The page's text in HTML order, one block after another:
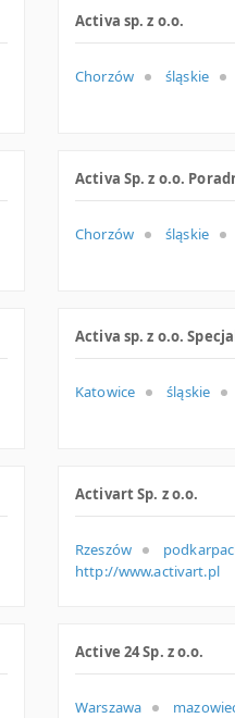
Activa sp. z o.o.
Chorzów śląskie
Activa Sp. z o.o.
Chorzów śląskie
Katowice śląskie
Activart Sp. z o.o.
Rzeszów
http://www.activart.pl
Active 24 Sp. z o.o.
Warszawa